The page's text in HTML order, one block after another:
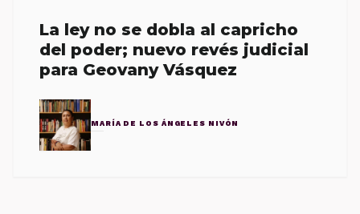
La ley no se dobla al capricho
del poder; nuevo revés judicial
para Geovany Vásquez
MARÍA DE LOS ÁNGELES NIVÓN